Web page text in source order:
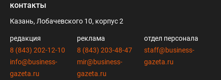
контакты
Казань, Лобачевского 10, корпус 2
редакция
8 (843) 202-12-10
info@business-
gazeta.ru
реклама
8 (843) 203-48-47
mir@business-
gazeta.ru
отдел персонала
staff@business-
gazeta.ru